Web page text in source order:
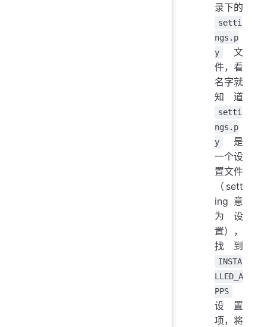
录下的
setti
ngs.p
y
文
件，看
名字就
知道
setti
ngs.p
y
是
一个设
置文件
（sett
ing 意
为设
置），
找到
INSTA
LLED_A
PPS
设置
项，将